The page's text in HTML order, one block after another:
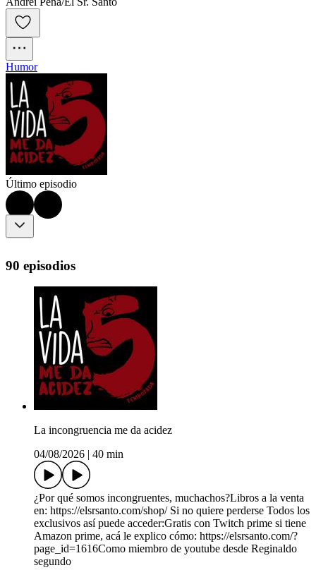
Humor
Último episodio
90 episodios
La incongruencia me da acidez
04/08/2026
40 min
¿Por qué somos incongruentes, muchachos?Libros a la venta
en: ⁠⁠https://elsrsanto.com/shop/⁠⁠ Si no quiere perderse Todos los
exclusivos así puede acceder:Gratis con Twitch prime si tiene
Amazon prime, acá le explico cómo: ⁠⁠https://elsrsanto.com/?
page_id=1616⁠⁠Como miembro de youtube desde Reginaldo
segundo